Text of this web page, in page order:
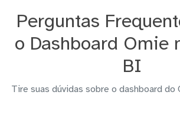
Perguntas
o Dashboard Omie
BI
Tire suas dúvidas sobre o dashboard do